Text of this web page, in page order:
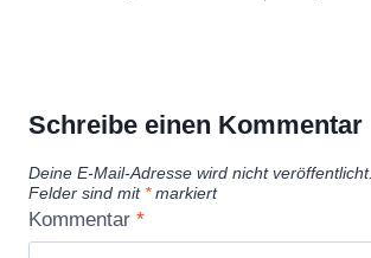
Schreibe einen Kommentar
Deine E-Mail-Adresse wird nicht veröffentlicht.
Felder sind mit *markiert
Kommentar *